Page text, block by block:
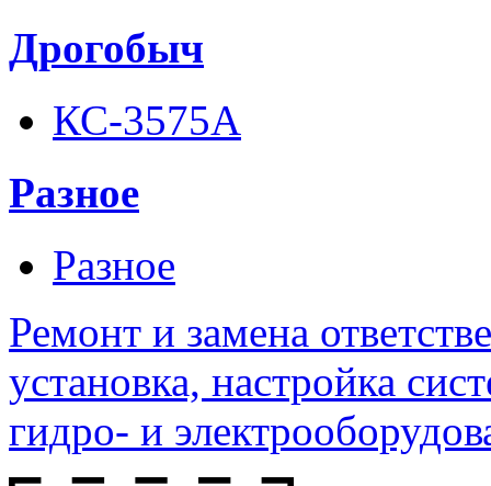
Дрогобыч
КС-3575А
Разное
Разное
Ремонт и замена
установка, настройка
гидро- и